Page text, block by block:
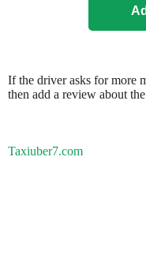
If the driver asks for more
then add a review about
Taxiuber7.com